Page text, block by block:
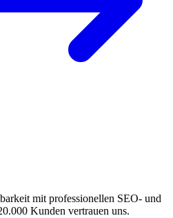
mit professionellen SEO- und
Kunden vertrauen uns.